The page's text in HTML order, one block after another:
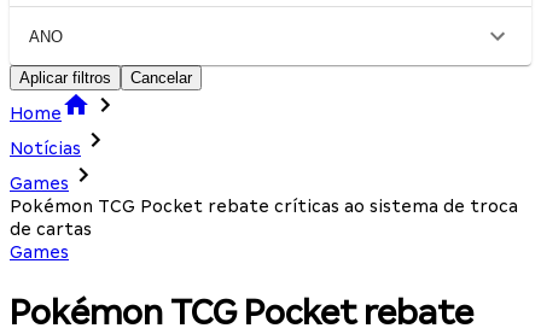
ANO
Aplicar filtros Cancelar
Home
Notícias
Games
Pokémon TCG Pocket rebate críticas ao sistema de troca
de cartas
Games
Pokémon TCG Pocket rebate